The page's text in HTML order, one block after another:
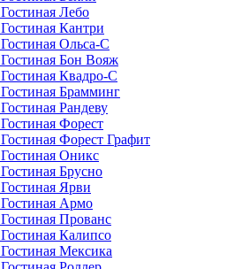
Гостиная Лебо
Гостиная Кантри
Гостиная Ольса-С
Гостиная Бон Вояж
Гостиная Квадро-С
Гостиная Брамминг
Гостиная Рандеву
Гостиная Форест
Гостиная Форест Графит
Гостиная Оникс
Гостиная Брусно
Гостиная Ярви
Гостиная Армо
Гостиная Прованс
Гостиная Калипсо
Гостиная Мексика